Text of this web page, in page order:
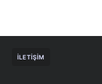
İLETIŞIM